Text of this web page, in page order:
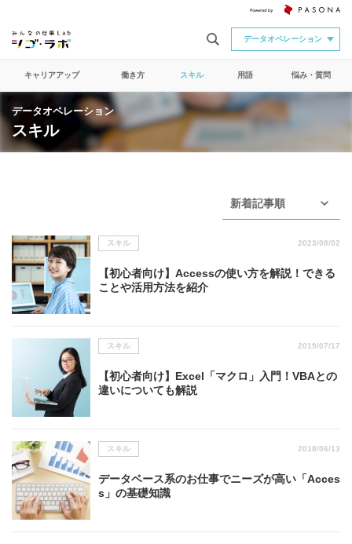
データオペレーション
キャリアアップ 働き方 スキル 用語 悩み・質問
データオペレーション
スキル
新着記事順
スキル 2023/08/02
【初心者向け】Accessの使い方を解説！できる
ことや活用方法を紹介
スキル 2019/07/17
【初心者向け】Excel「マクロ」入門！VBAとの
違いについても解説
スキル 2018/06/13
データベース系のお仕事でニーズが高い「Acces
s」の基礎知識